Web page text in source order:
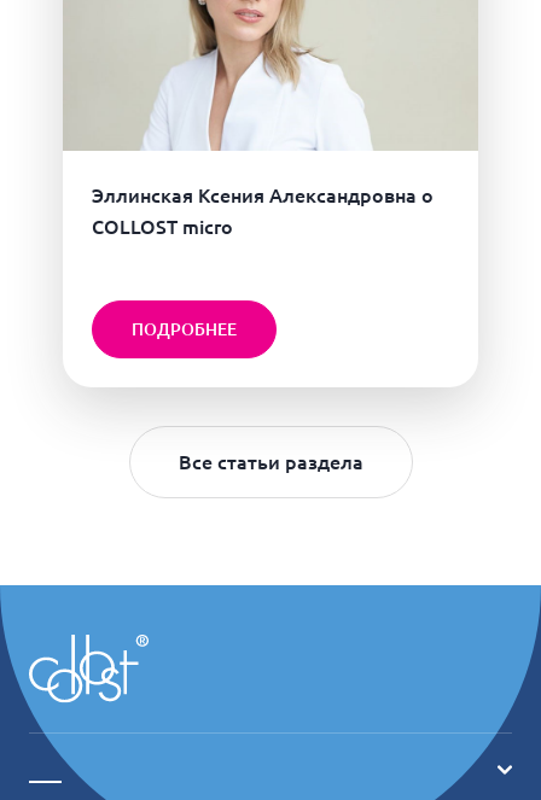
Все статьи раздела
Эллинская Ксения Александровна о
COLLOST micro
ПОДРОБНЕЕ